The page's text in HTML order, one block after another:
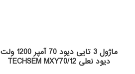
ماژول 3 تایی دیود 70 آمپر 1200 ولت
دیود نعلی TECHSEM MXY70/12